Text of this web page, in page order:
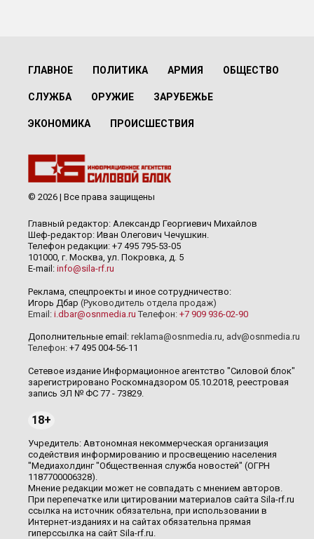
ГЛАВНОЕ ПОЛИТИКА АРМИЯ ОБЩЕСТВО
СЛУЖБА ОРУЖИЕ ЗАРУБЕЖЬЕ
ЭКОНОМИКА ПРОИСШЕСТВИЯ
© 2026 | Все права защищены
Главный редактор: Александр Георгиевич Михайлов
Шеф-редактор: Иван Олегович Чечушкин.
Телефон редакции: +7 495 795-53-05
101000, г. Москва, ул. Покровка, д. 5
E-mail: info@sila-rf.ru
Реклама, спецпроекты и иное сотрудничество:
Игорь Дбар (Руководитель отдела продаж)
Email: i.dbar@osnmedia.ru Телефон: +7 909 936-02-90
Дополнительные email: reklama@osnmedia.ru, adv@osnmedia.ru
Телефон: +7 495 004-56-11
Сетевое издание Информационное агентство "Силовой блок"
зарегистрировано Роскомнадзором 05.10.2018, реестровая
запись ЭЛ № ФС 77 - 73829.
18+
Учредитель: Автономная некоммерческая организация
содействия информированию и просвещению населения
"Медиахолдинг "Общественная служба новостей" (ОГРН
1187700006328).
Мнение редакции может не совпадать с мнением авторов.
При перепечатке или цитировании материалов сайта Sila-rf.ru
ссылка на источник обязательна, при использовании в
Интернет-изданиях и на сайтах обязательна прямая
гиперссылка на сайт Sila-rf.ru.